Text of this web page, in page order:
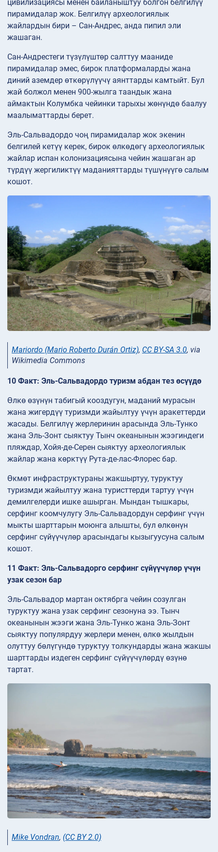
цивилизациясы менен байланыштуу болгон белгилүү
пирамидалар жок. Белгилүү археологиялык
жайлардын бири – Сан-Андрес, анда пипил эли
жашаган.
Сан-Андрестеги түзүлүштөр салттуу мааниде
пирамидалар эмес, бирок платформаларды жана
диний аземдер өткөрүлүүчү аянттарды камтыйт. Бул
жай болжол менен 900-жылга таандык жана
аймактын Колумбка чейинки тарыхы жөнүндө баалуу
маалыматтарды берет.
Эль-Сальвадордо чоң пирамидалар жок экенин
белгилей кетүү керек, бирок өлкөдөгү археологиялык
жайлар испан колонизациясына чейин жашаган ар
түрдүү жергиликтүү маданияттарды түшүнүүгө салым
кошот.
Mariordo (Mario Roberto Durán Ortiz), CC BY-SA 3.0, via
Wikimedia Commons
10 Факт: Эль-Сальвадордо туризм абдан тез өсүүдө
Өлкө өзүнүн табигый кооздугун, маданий мурасын
жана жигердүү туризмди жайылтуу үчүн аракеттерди
жасады. Белгилүү жерлеринин арасында Эль-Тунко
жана Эль-Зонт сыяктуу Тынч океанынын жээгиндеги
пляждар, Хойя-де-Серен сыяктуу археологиялык
жайлар жана көрктүү Рута-де-лас-Флорес бар.
Өкмөт инфраструктураны жакшыртуу, туруктуу
туризмди жайылтуу жана туристтерди тартуу үчүн
демилгелерди ишке ашырган. Мындан тышкары,
серфинг коомчулугу Эль-Сальвадордун серфинг үчүн
мыкты шарттарын моюнга алышты, бул өлкөнүн
серфинг сүйүүчүлөр арасындагы кызыгуусуна салым
кошот.
11 Факт: Эль-Сальвадорго серфинг сүйүүчүлөр үчүн
узак сезон бар
Эль-Сальвадор мартан октябрга чейин созулган
туруктуу жана узак серфинг сезонуна ээ. Тынч
океанынын жээги жана Эль-Тунко жана Эль-Зонт
сыяктуу популярдуу жерлери менен, өлкө жылдын
олуттуу бөлүгүндө туруктуу толкундарды жана жакшы
шарттарды издеген серфинг сүйүүчүлөрдү өзүнө
тартат.
Mike Vondran, (CC BY 2.0)